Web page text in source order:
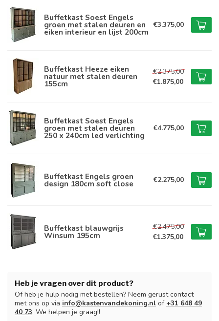
Buffetkast Soest Engels
groen met stalen deuren en
eiken interieur en lijst 200cm
€3.375,00
Buffetkast Heeze eiken
natuur met stalen deuren
155cm
€2.375,00
€1.875,00
Buffetkast Soest Engels
groen met stalen deuren
250 x 240cm led verlichting
€4.775,00
Buffetkast Engels groen
design 180cm soft close €2.275,00
Buffetkast blauwgrijs
Winsum 195cm
€2.475,00
€1.375,00
Heb je vragen over dit product?
Of heb je hulp nodig met bestellen? Neem gerust contact
met ons op via info@kastenvandekoning.nl of +31 648 49
40 73. We helpen je graag!!